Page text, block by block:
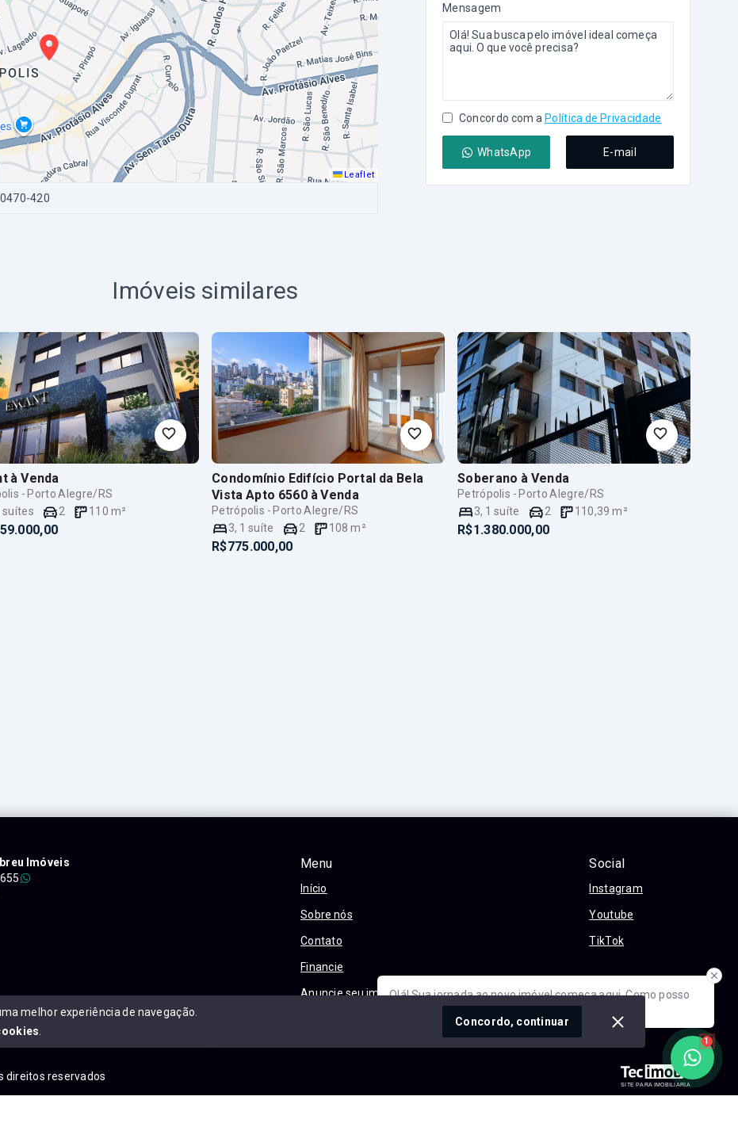
Leaflet
420
Mensagem
Concordo com a Política de Privacidade
WhatsApp E-mail
Imóveis similares
à Venda
- Porto Alegre/RS
suítes 2 110 m²
Condomínio Edifício Portal da Bela
Vista Apto 6560 à Venda
Petrópolis - Porto Alegre/RS
3, 1 suíte 2 108 m²
R$775.000,00
Soberano à Venda
Petrópolis - Porto Alegre/RS
3, 1 suíte 2 110,39 m²
R$1.380.000,00
Olá! Sua jornada ao novo imóvel começa aqui. Como posso
1
Menu
Início
Sobre nós
Contato
Financie
Anuncie seu imóvel conosco
Social
Instagram
Youtube
TikTok
SITE PARA IMOBILIARIA
Imóveis
direitos reservados
melhor experiência de navegação.
Concordo, continuar